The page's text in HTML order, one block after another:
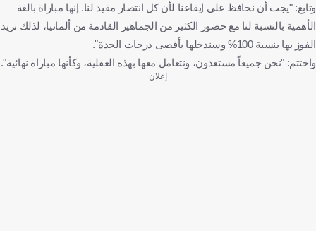
وتابع: "يجب أن نحافظ على إيقاعنا لأن كل انتصار مفيد لنا. إنها مباراة بالغة
الأهمية بالنسبة لنا مع حضور الكثير من الجماهير القادمة من ألمانيا، لذلك نريد
الفوز بها بنسبة 100% وسندخلها بأقصى درجات الحدة".
واختتم: "نحن جميعاً مستعدون، ونتعامل معها بهذه العقلية، وكأنها مباراة نهائية".
إعلان